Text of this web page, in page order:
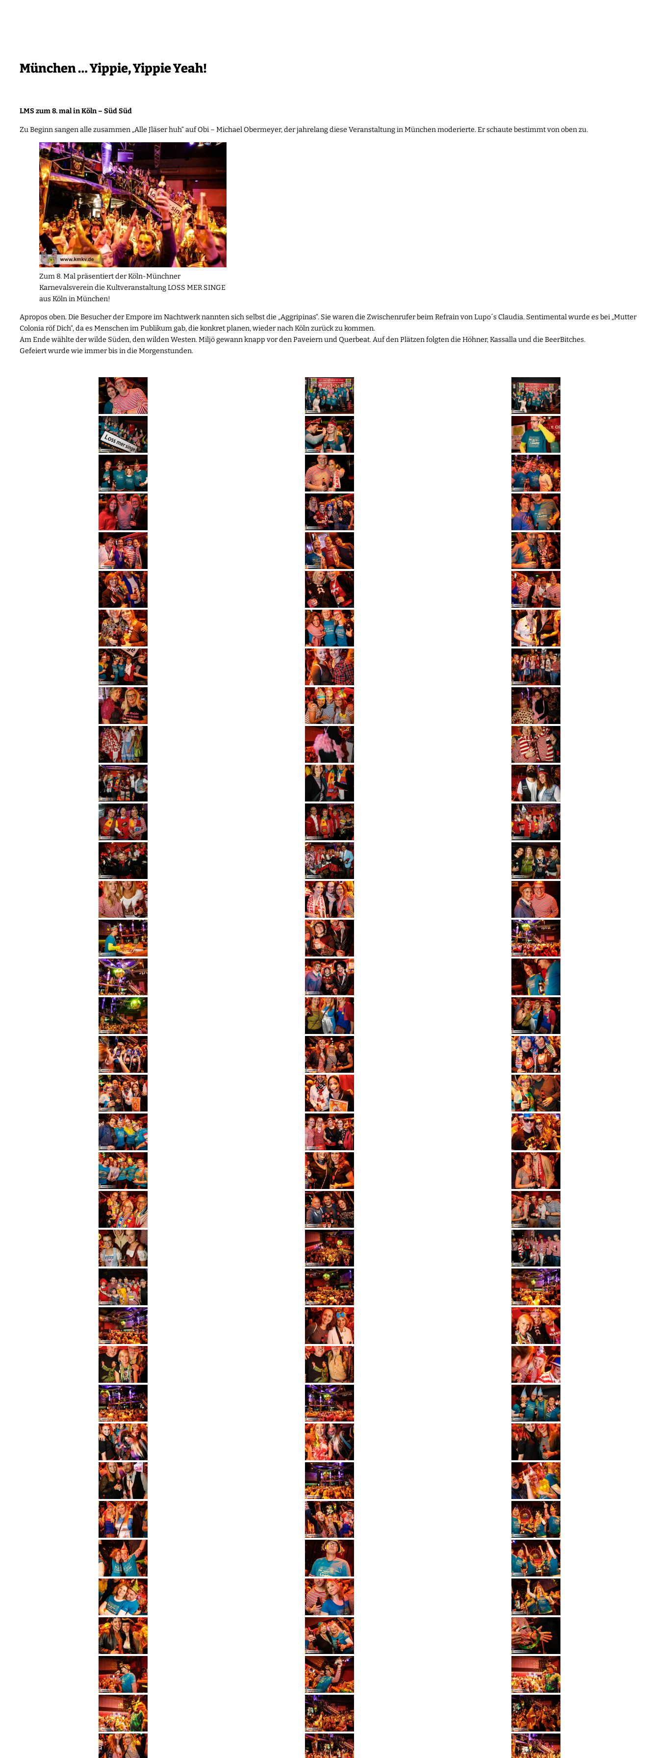
München … Yippie, Yippie Yeah!
LMS zum 8. mal in Köln – Süd Süd
Zu Beginn sangen alle zusammen „Alle Jläser huh“ auf Obi – Michael Obermeyer, der jahrelang diese Veranstaltung in München moderierte. Er schaute bestimmt von oben zu.
Zum 8. Mal präsentiert der Köln-Münchner
Karnevalsverein die Kultveranstaltung LOSS MER SINGE
aus Köln in München!
Apropos oben. Die Besucher der Empore im Nachtwerk nannten sich selbst die „Aggripinas“. Sie waren die Zwischenrufer beim Refrain von Lupo´s Claudia. Sentimental wurde es bei „Mutter
Colonia röf Dich“, da es Menschen im Publikum gab, die konkret planen, wieder nach Köln zurück zu kommen.
Am Ende wählte der wilde Süden, den wilden Westen. Miljö gewann knapp vor den Paveiern und Querbeat. Auf den Plätzen folgten die Höhner, Kassalla und die BeerBitches.
Gefeiert wurde wie immer bis in die Morgenstunden.